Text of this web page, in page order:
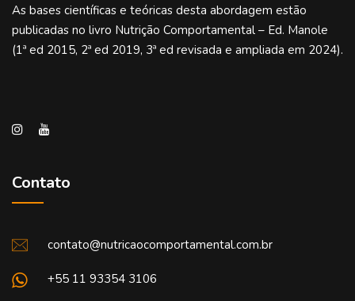
As bases científicas e teóricas desta abordagem estão
publicadas no livro Nutrição Comportamental – Ed. Manole
(1ª ed 2015, 2ª ed 2019, 3ª ed revisada e ampliada em 2024).
Contato
contato@nutricaocomportamental.com.br
+55 11 93354 3106